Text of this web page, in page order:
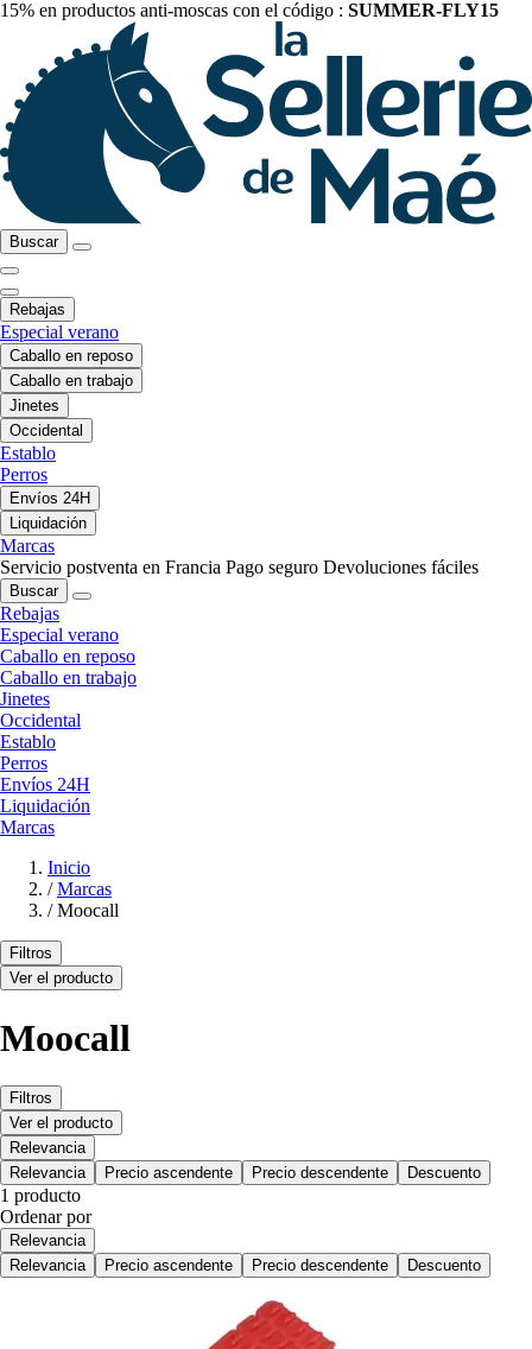
15% en productos anti-moscas con el código : SUMMER-FLY15
Buscar
Rebajas
Especial verano
Caballo en reposo
Caballo en trabajo
Jinetes
Occidental
Establo
Perros
Envíos 24H
Liquidación
Marcas
Servicio postventa en Francia Pago seguro Devoluciones fáciles
Buscar
Rebajas
Especial verano
Caballo en reposo
Caballo en trabajo
Jinetes
Occidental
Establo
Perros
Envíos 24H
Liquidación
Marcas
Inicio
/ Marcas
/ Moocall
Filtros
Ver el producto
Moocall
Filtros
Ver el producto
Relevancia
Relevancia
Precio ascendente Precio descendente Descuento
1 producto
Ordenar por
Relevancia
Relevancia
Precio ascendente Precio descendente Descuento